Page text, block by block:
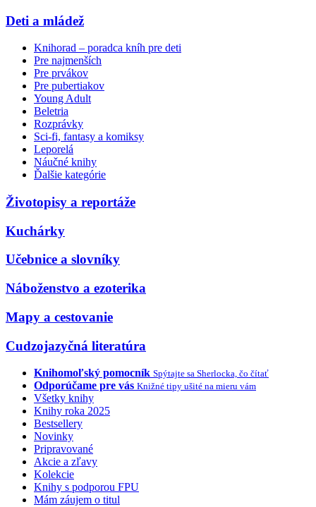
Deti a mládež
Knihorad – poradca kníh pre deti
Pre najmenších
Pre prvákov
Pre pubertiakov
Young Adult
Beletria
Rozprávky
Sci-fi, fantasy a komiksy
Leporelá
Náučné knihy
Ďalšie kategórie
Životopisy a reportáže
Kuchárky
Učebnice a slovníky
Náboženstvo a ezoterika
Mapy a cestovanie
Cudzojazyčná literatúra
Knihomoľský pomocník Spýtajte sa Sherlocka, čo čítať
Odporúčame pre vás Knižné tipy ušité na mieru vám
Všetky knihy
Knihy roka 2025
Bestsellery
Novinky
Pripravované
Akcie a zľavy
Kolekcie
Knihy s podporou FPU
Mám záujem o titul